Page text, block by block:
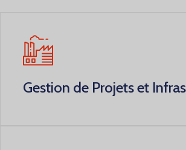
Gestion de Projets et